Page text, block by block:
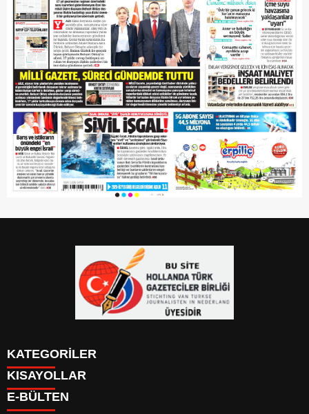
KATEGORİLER
YAZARLAR
PUAN DURUMU
KISAYOLLAR
KAYIT OL
E-BÜLTEN